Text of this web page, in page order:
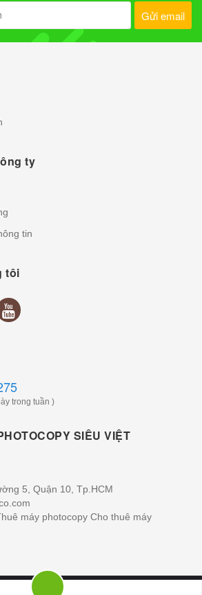
Gửi email
ty
tin
tôi
trong tuần )
SIÊU VIỆT
5, Quận 10, Tp.HCM
máy photocopy Cho thuê máy
hình ảnh bởi CÔNG TY TNHH MTV SIÊU